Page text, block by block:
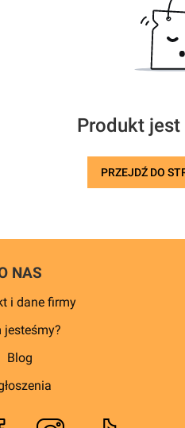
Produkt
PRZEJDŹ DO
NAS
i dane firmy
jesteśmy?
Blog